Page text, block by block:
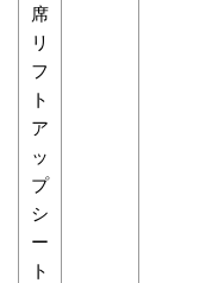
席
リ
フ
ト
ア
ッ
プ
シ
ー
ト